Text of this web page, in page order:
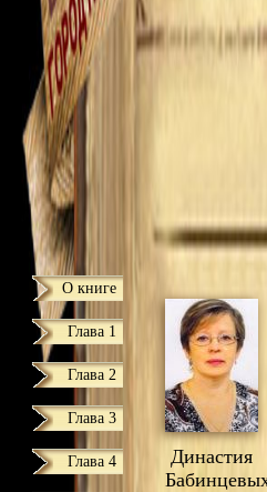
О книге
Глава 1
Глава 2
Глава 3
Глава 4
Династия